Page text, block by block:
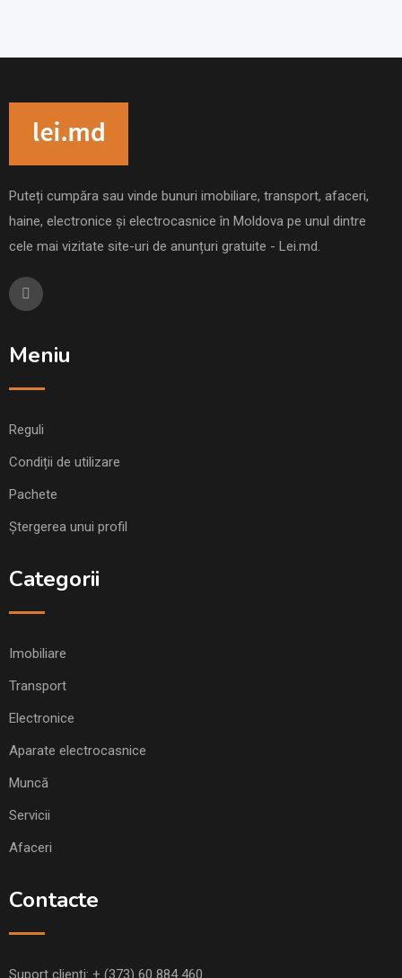
Puteți cumpăra sau vinde bunuri imobiliare, transport, afaceri,
haine, electronice și electrocasnice în Moldova pe unul dintre
cele mai vizitate site-uri de anunțuri gratuite - Lei.md.
Meniu
Reguli
Condiții de utilizare
Pachete
Ștergerea unui profil
Categorii
Imobiliare
Transport
Electronice
Aparate electrocasnice
Muncă
Servicii
Afaceri
Contacte
Suport clienți: + (373) 60 884 460